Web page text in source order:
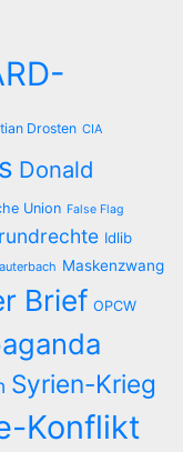
Drosten CIA
Donald
Union False Flag
Idlib
Maskenzwang
Brief OPCW
Syrien-Krieg
Konflikt